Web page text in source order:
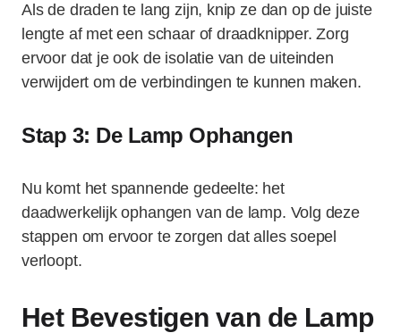
Als de draden te lang zijn, knip ze dan op de juiste
lengte af met een schaar of draadknipper. Zorg
ervoor dat je ook de isolatie van de uiteinden
verwijdert om de verbindingen te kunnen maken.
Stap 3: De Lamp Ophangen
Nu komt het spannende gedeelte: het
daadwerkelijk ophangen van de lamp. Volg deze
stappen om ervoor te zorgen dat alles soepel
verloopt.
Het Bevestigen van de Lamp